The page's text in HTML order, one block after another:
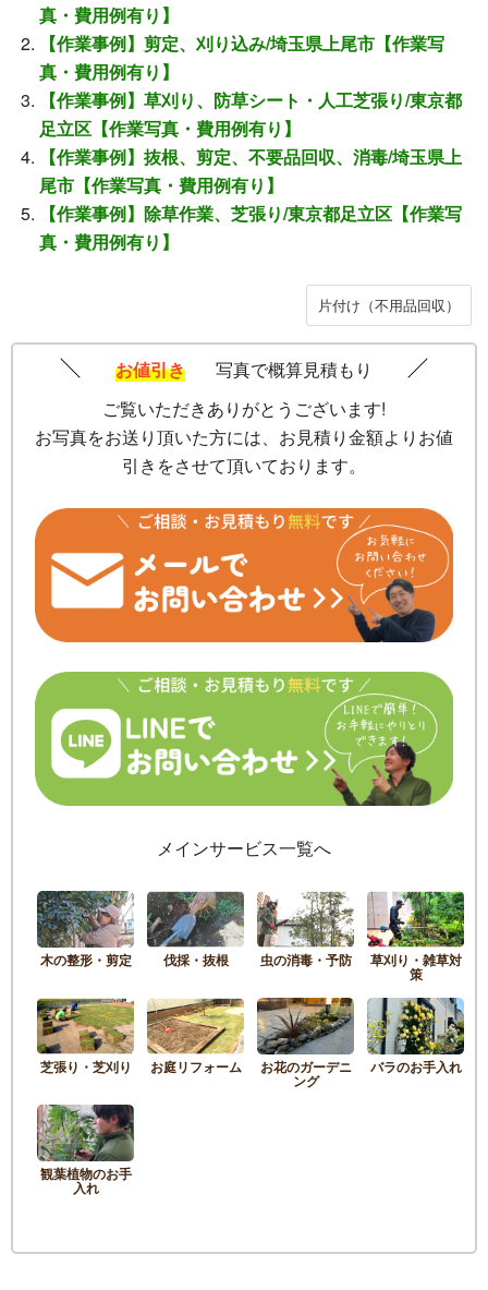
真・費用例有り】
【作業事例】剪定、刈り込み/埼玉県上尾市【作業写
真・費用例有り】
【作業事例】草刈り、防草シート・人工芝張り/東京都
足立区【作業写真・費用例有り】
【作業事例】抜根、剪定、不要品回収、消毒/埼玉県上
尾市【作業写真・費用例有り】
【作業事例】除草作業、芝張り/東京都足立区【作業写
真・費用例有り】
片付け（不用品回収）
お値引き
写真で概算見積もり
ご覧いただきありがとうございます!
お写真をお送り頂いた方には、お見積り金額よりお値
引きをさせて頂いております。
メインサービス一覧へ
木の整形・剪定 伐採・抜根 虫の消毒・予防 草刈り・雑草対
策
芝張り・芝刈り お庭リフォーム お花のガーデニ
ング
バラのお手入れ
観葉植物のお手
入れ